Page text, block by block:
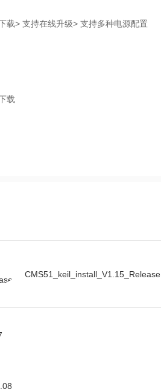
载> 支持在线升级> 支持多种电源配置
载
CMS51_keil_install_V1.15_Release